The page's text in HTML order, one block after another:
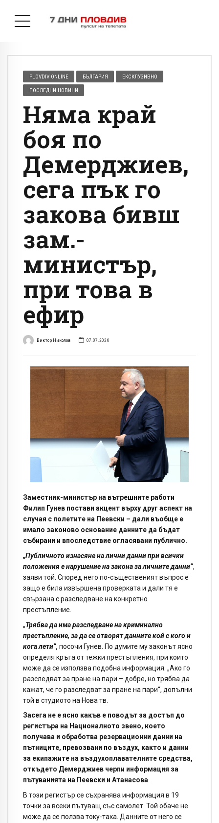
PLOVDIV ONLINE БЪЛГАРИЯ ЕКСКЛУЗИВНО
ПОСЛЕДНИ НОВИНИ
Няма край
боя по
Демерджиев,
сега пък го
закова бивш
зам.-
министър,
при това в
ефир
Виктор Николов 07.07.2026
Заместник-министър на вътрешните работи
Филип Гунев постави акцент върху друг аспект на
случая с полетите на Пеевски – дали въобще е
имало законово основание данните да бъдат
събирани и впоследствие огласявани публично.
„Публичното изнасяне на лични данни при всички
положения е нарушение на закона за личните данни“,
заяви той. Според него по-същественият въпрос е
защо е била извършена проверката и дали тя е
свързана с разследване на конкретно
престъпление.
„Трябва да има разследване на криминално
престъпление, за да се отворят данните кой с кого и
кога лети“, посочи Гунев. По думите му законът ясно
определя кръга от тежки престъпления, при които
може да се използва подобна информация. „Ако го
разследват за пране на пари – добре, но трябва да
кажат, че го разследват за пране на пари“, допълни
той в студиото на Нова тв.
Засега не е ясно какъв е поводът за достъп до
регистъра на Националното звено, което
получава и обработва резервационни данни на
пътниците, превозвани по въздух, както и данни
за екипажите на въздухоплавателните средства,
откъдето Демерджиев черпи информация за
пътуванията на Пеевски и Атанасова.
В този регистър се съхранява информация в 19
точки за всеки пътуващ със самолет. Той обаче не
може да се ползва току-така. Данните от него се